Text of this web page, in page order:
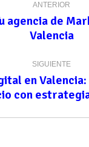
ANTERIOR
anterior:
agencia de
Valencia
SIGUIENTE
siguiente:
en
con